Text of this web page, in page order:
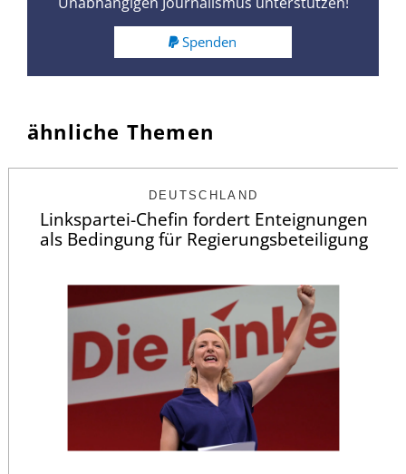
Spenden
ähnliche Themen
DEUTSCHLAND
Linkspartei-Chefin fordert Enteignungen
als Bedingung für Regierungsbeteiligung